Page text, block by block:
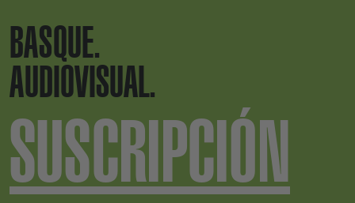
BASQUE.
AUDIOVISUAL.
SUSCRIPCIÓN